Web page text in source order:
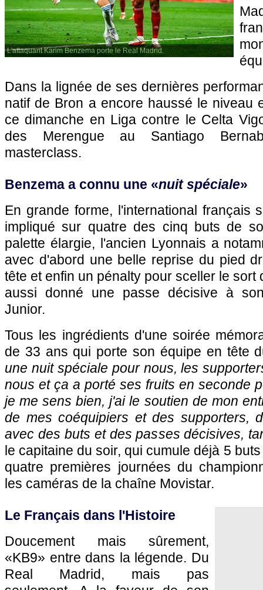
L'attaquant Karim Benzema porte le Real Madrid.
Dans la lignée de ses dernières
natif de Bron a encore haussé le niveau
ce dimanche en Liga contre le Celta
des Merengue au Santiago
masterclass.
Benzema a connu une «nuit spéciale»
En grande forme, l'international français
impliqué sur quatre des cinq buts de
palette élargie, l'ancien Lyonnais a
avec d'abord une belle reprise du pied
tête et enfin un pénalty pour sceller le sort
aussi donné une passe décisive à
Junior.
Tous les ingrédients d'une soirée
de 33 ans qui porte son équipe en tête
une nuit spéciale pour nous, les
nous et ça a porté ses fruits en seconde
je me sens bien, j'ai le soutien de mon
de mes coéquipiers et des supporters,
avec des buts et des passes décisives,
le capitaine du soir, qui cumule déjà 5
quatre premières journées du
les caméras de la chaîne Movistar.
Le Français dans l'Histoire
Doucement mais sûrement,
«KB9» entre dans la légende. Du
Real Madrid, mais pas